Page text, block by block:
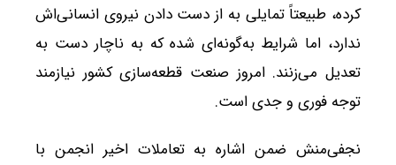
کرده، طبیعتاً تمایلی به از دست دادن نیروی انسانی‌اش
ندارد، اما شرایط به‌گونه‌ای شده که به ناچار دست به
تعدیل می‌زنند. امروز صنعت قطعه‌سازی کشور نیازمند
توجه فوری و جدی است.
نجفی‌منش ضمن اشاره به تعاملات اخیر انجمن با